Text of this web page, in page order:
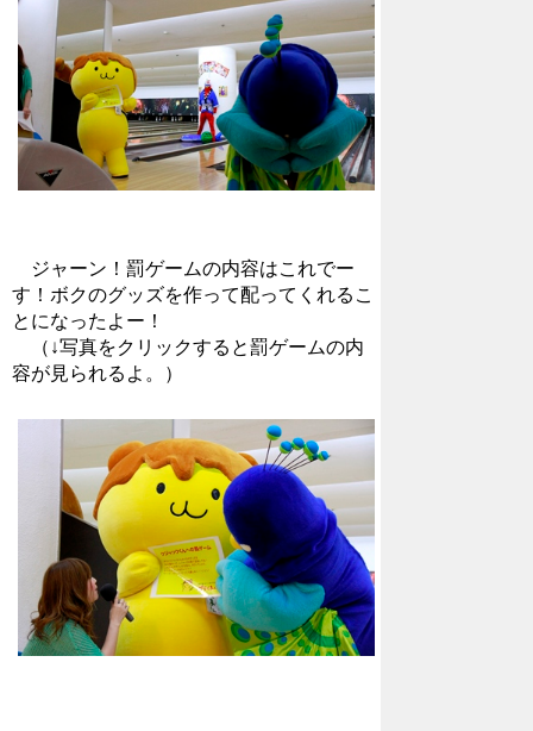
ジャーン！罰ゲームの内容はこれでー
す！ボクのグッズを作って配ってくれるこ
とになったよー！
（↓写真をクリックすると罰ゲームの内
容が見られるよ。）